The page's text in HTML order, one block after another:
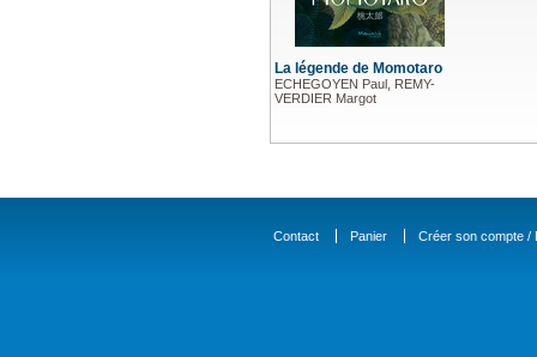
La légende de Momotaro
ECHEGOYEN Paul, REMY-
VERDIER Margot
Contact Panier Créer son compte /